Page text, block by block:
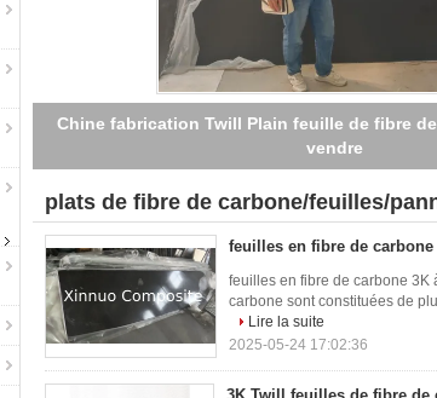
le prepreg de fibre de carbone a fait à fibre de
adaptée aux besoins du client par
plats de fibre de carbone/feuilles/
feuilles en fibre de
feuilles en fibre de carbone 3K
carbone sont constituées de
Lire la suite
2025-05-24 17:02:36